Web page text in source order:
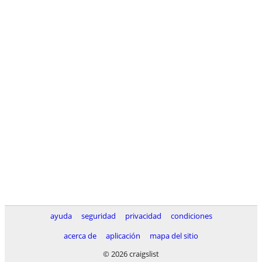
ayuda seguridad privacidad
condiciones
acerca de
aplicación
mapa del sitio
© 2026 craigslist